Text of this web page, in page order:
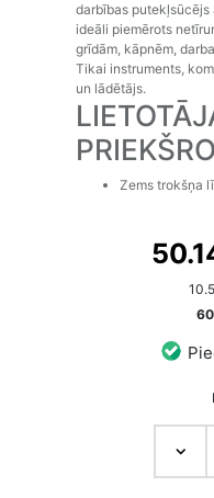
darbības putekļsūcējs
ideāli piemērots
grīdām, kāpnēm,
Tikai instruments,
un lādētājs.
Zems trokšņa